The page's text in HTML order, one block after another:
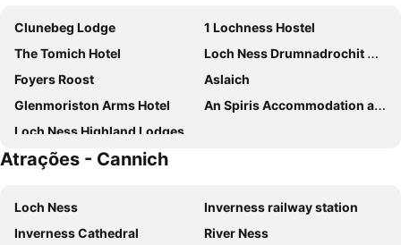
Clunebeg Lodge
1 Lochness Hostel
The Tomich Hotel
Loch Ness Drumnadrochit Hotel
Foyers Roost
Aslaich
Glenmoriston Arms Hotel
An Spiris Accommodation at Dundreggan Rewilding Centre
Loch Ness Highland Lodges
Atrações - Cannich
Loch Ness
Inverness railway station
Inverness Cathedral
River Ness